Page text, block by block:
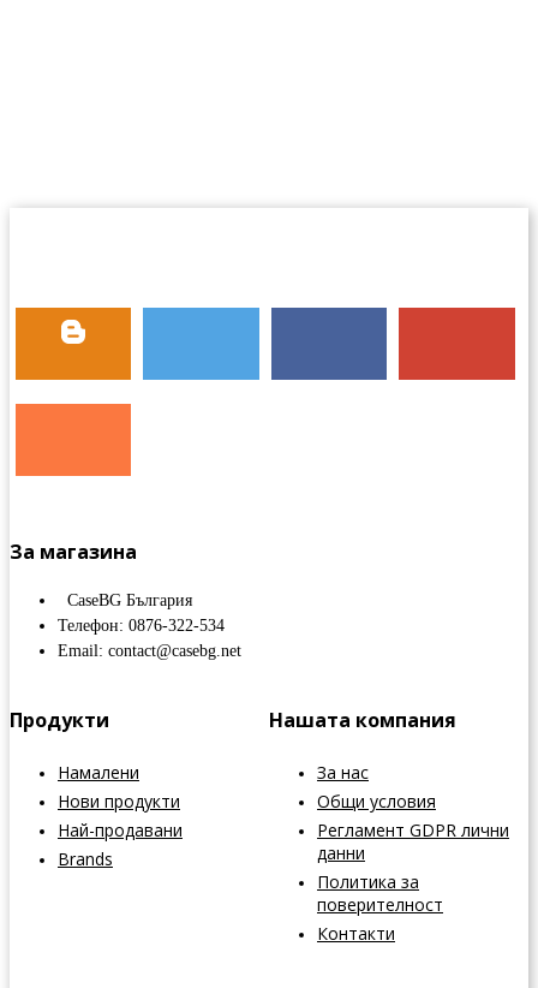
За магазина
CaseBG България
Телефон: 0876-322-534
Email: contact@casebg.net
Продукти
Намалени
Нови продукти
Най-продавани
Brands
Нашата компания
За нас
Общи условия
Регламент GDPR лични
данни
Политика за
поверителност
Контакти